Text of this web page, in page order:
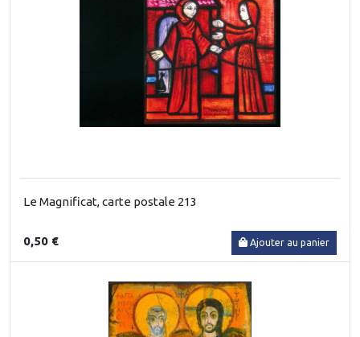
Le Magnificat, carte postale 213
0,50 € Ajouter au panier